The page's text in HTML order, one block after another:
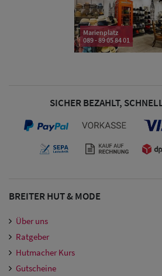
Snapback Caps
Marienplatz
089 - 89 05 84 01
SICHER BEZAHLT,
BREITER HUT & MODE
Über uns
Ratgeber
Hutmacher Kurs
Gutscheine